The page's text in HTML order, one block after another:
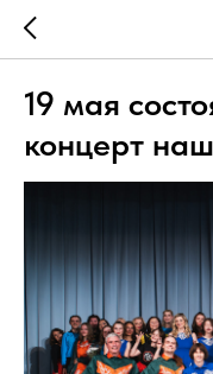
19 мая
концерт